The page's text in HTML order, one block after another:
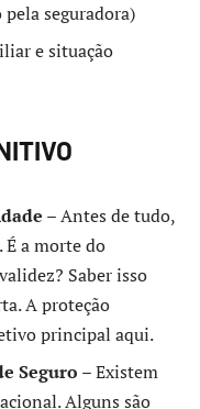
pela seguradora)
e situação
– Antes de tudo,
É a morte do
Saber isso
A proteção
principal aqui.
Seguro – Existem
Alguns são